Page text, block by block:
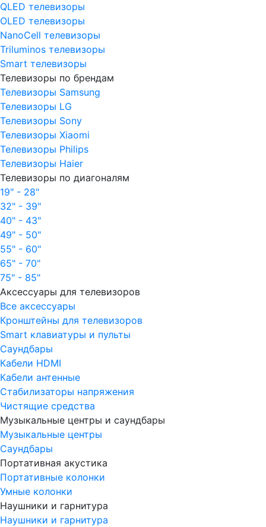
QLED телевизоры
OLED телевизоры
NanoCell телевизоры
Triluminos телевизоры
Smart телевизоры
Телевизоры по брендам
Телевизоры Samsung
Телевизоры LG
Телевизоры Sony
Телевизоры Xiaomi
Телевизоры Philips
Телевизоры Haier
Телевизоры по диагоналям
19" - 28"
32" - 39"
40" - 43"
49" - 50"
55" - 60"
65" - 70"
75" - 85"
Аксессуары для телевизоров
Все аксессуары
Кронштейны для телевизоров
Smart клавиатуры и пульты
Саундбары
Кабели HDMI
Кабели антенные
Стабилизаторы напряжения
Чистящие средства
Музыкальные центры и саундбары
Музыкальные центры
Саундбары
Портативная акустика
Портативные колонки
Умные колонки
Наушники и гарнитура
Наушники и гарнитура